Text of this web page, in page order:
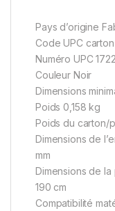
Pays d’origine
Code UPC
Numéro UPC
Couleur Noir
Dimensions
Poids 0,158 kg
Poids du carton/
Dimensions de
mm
Dimensions de la
190 cm
Compatibilité